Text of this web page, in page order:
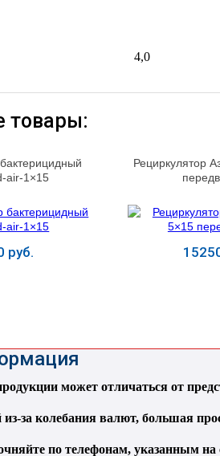
4,0
товары:
air-1×15
руб.
Рециркулятор
может отличаться от
за колебания валют, большая
по телефонам, указанным на